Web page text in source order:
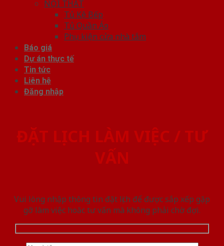
NỘI THẤT
Tủ Kệ Bếp
Tủ Quần Áo
Phụ kiện cửa nhà tắm
Báo giá
Dự án thực tế
Tin tức
Liên hệ
Đăng nhập
ĐẶT LỊCH LÀM VIỆC / TƯ
VẤN
Vui lòng nhập thông tin đặt lịch để được sắp xếp gặp
gỡ làm việc hoăc tư vấn mà không phải chờ đợi.